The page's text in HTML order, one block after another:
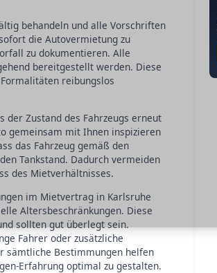
behandeln und alle Vorschriften
die Autovermietung zu
zu dokumentieren. Alle
bereitgestellt werden. Diese
reibungslos
der Zustand des Fahrzeugs erneut
gemeinsam mit Ihnen inspizieren
das Fahrzeug gemäß den
Tankstand. Dadurch vermeiden
des Mietverhältnisses.
im Mietvertrag in Karlsruhe
Altersbeschränkungen. Diese
sollten gut überlegt sein.
Fahrer oder zusätzliche
sämtliche Bestimmungen helfen
Erfahrung optimal zu gestalten.